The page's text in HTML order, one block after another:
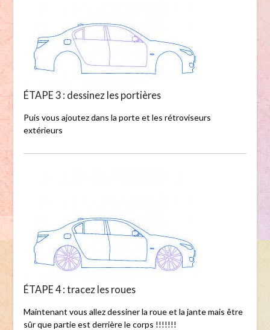
ÉTAPE 3 : dessinez les portières
Puis vous ajoutez dans la porte et les rétroviseurs
extérieurs
ÉTAPE 4 : tracez les roues
Maintenant vous allez dessiner la roue et la jante mais être
sûr que partie est derrière le corps !!!!!!!